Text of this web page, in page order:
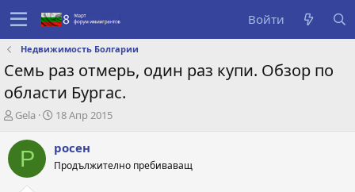
Войти
Недвижимость Болгарии
Семь раз отмерь, один раз купи. Обзор по
области Бургас.
А
т
р
Gela
Д
т
а
с
18 Апр 2015
Р росен
Продължително пребиваващ